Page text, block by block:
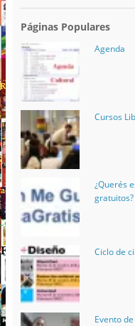
Páginas Populares
Agenda
Cursos
¿Querés
gratuitos?
Ciclo de
Evento